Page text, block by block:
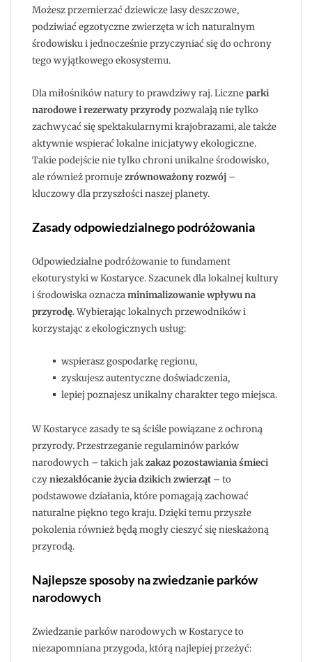
Możesz przemierzać dziewicze lasy deszczowe,
podziwiać egzotyczne zwierzęta w ich naturalnym
środowisku i jednocześnie przyczyniać się do ochrony
tego wyjątkowego ekosystemu.
Dla miłośników natury to prawdziwy raj. Liczneparki
narodowe i rezerwaty przyrodypozwalają nie tylko
zachwycać się spektakularnymi krajobrazami, ale także
aktywnie wspierać lokalne inicjatywy ekologiczne.
Takie podejście nie tylko chroni unikalne środowisko,
ale również promujezrównoważony rozwój –
kluczowy dla przyszłości naszej planety.
Zasady odpowiedzialnego podróżowania
Odpowiedzialne podróżowanie to fundament
ekoturystyki w Kostaryce. Szacunek dla lokalnej kultury
i środowiska oznaczaminimalizowanie wpływu na
przyrodę. Wybierając lokalnych przewodników i
korzystając z ekologicznych usług:
wspierasz gospodarkę regionu,
zyskujesz autentyczne doświadczenia,
lepiej poznajesz unikalny charakter tego miejsca.
W Kostaryce zasady te są ściśle powiązane z ochroną
przyrody. Przestrzeganie regulaminów parków
narodowych – takich jakzakaz pozostawiania śmieci
czyniezakłócanie życia dzikich zwierząt – to
podstawowe działania, które pomagają zachować
naturalne piękno tego kraju. Dzięki temu przyszłe
pokolenia również będą mogły cieszyć się nieskażoną
przyrodą.
Najlepsze sposoby na zwiedzanie parków
narodowych
Zwiedzanie parków narodowych w Kostaryce to
niezapomniana przygoda, którą najlepiej przeżyć: